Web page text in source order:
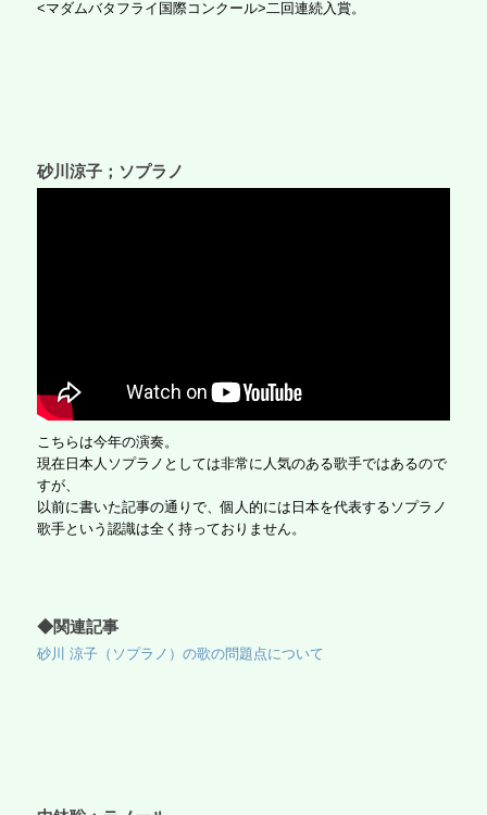
<マダムバタフライ国際コンクール>二回連続入賞。
砂川涼子；ソプラノ
こちらは今年の演奏。
現在日本人ソプラノとしては非常に人気のある歌手ではあるので
すが、
以前に書いた記事の通りで、個人的には日本を代表するソプラノ
歌手という認識は全く持っておりません。
◆関連記事
砂川 涼子（ソプラノ）の歌の問題点について